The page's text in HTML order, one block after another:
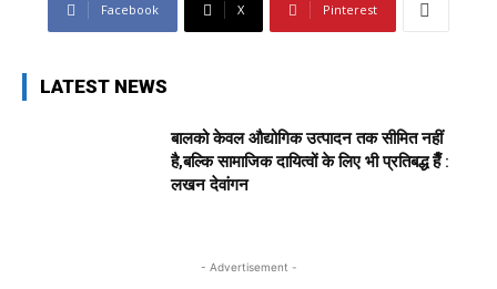
Facebook X Pinterest
LATEST NEWS
बालको केवल औद्योगिक उत्पादन तक सीमित नहीं
है,बल्कि सामाजिक दायित्वों के लिए भी प्रतिबद्ध हैँ :
लखन देवांगन
- Advertisement -